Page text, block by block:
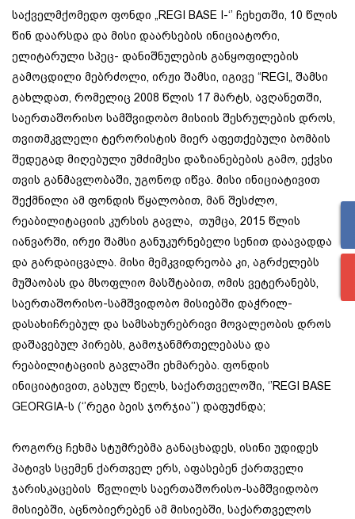
საქველმქომედო ფონდი „REGI BASE I-‘’ ჩეხეთში, 10 წლის
წინ დაარსდა და მისი დაარსების ინიციატორი,
ელიტარული სპეც- დანიშნულების განყოფილების
გამოცდილი მებრძოლი, ირჟი შამსი, იგივე “REGI„ შამსი
გახლდათ, რომელიც 2008 წლის 17 მარტს, ავღანეთში,
საერთაშორისო სამშვიდობო მისიის შესრულების დროს,
თვითმკვლელი ტერორისტის მიერ აფეთქებული ბომბის
შედეგად მიღებული უმძიმესი დაზიანებების გამო, ექვსი
თვის განმავლობაში, უგონოდ იწვა. მისი ინიციატივით
შექმნილი ამ ფონდის წყალობით, მან შესძლო,
რეაბილიტაციის კურსის გავლა, თუმცა, 2015 წლის
იანვარში, ირჟი შამსი განუკურნებელი სენით დაავადდა
და გარდაიცვალა. მისი მემკვიდრეობა კი, აგრძელებს
მუშაობას და მსოფლიო მასშტაბით, ომის ვეტერანებს,
საერთაშორისო-სამშვიდობო მისიებში დაჭრილ-
დასახიჩრებულ და სამსახურებრივი მოვალეობის დროს
დაშავებულ პირებს, გამოჯანმრთელებასა და
რეაბილიტაციის გავლაში ეხმარება. ფონდის
ინიციატივით, გასულ წელს, საქართველოში, ‘’REGI BASE
GEORGIA-ს (‘’რეგი ბეის ჯორჯია’’) დაფუძნდა;
როგორც ჩეხმა სტუმრებმა განაცხადეს, ისინი უდიდეს
პატივს სცემენ ქართველ ერს, აფასებენ ქართველი
ჯარისკაცების წვლილს საერთაშორისო-სამშვიდობო
მისიებში, აცნობიერებენ ამ მისიებში, საქართველოს